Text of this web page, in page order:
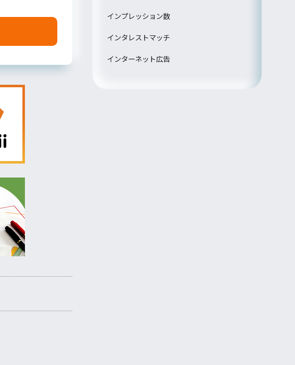
インプレッション数
インタレストマッチ
インターネット広告